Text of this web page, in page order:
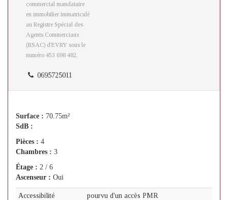
commercial mandataire
en immobilier immatriculé
au Registre Spécial des
Agents Commerciaux
(RSAC) d'EVRY sous le
numéro 453 698 482.
0695725011
Surface : 70.75m²
SdB :
Pièces : 4
Chambres : 3
Étage : 2 / 6
Ascenseur : Oui
Accessibilité pourvu d'un accès PMR